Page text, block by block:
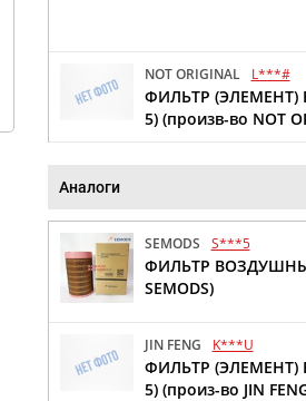
NOT ORIGINAL L***#
ФИЛЬТР
5) (произв-во NOT
Аналоги
SEMODS S***5
ФИЛЬТР
SEMODS)
JIN FENG K***U
ФИЛЬТР
5) (произ-во JIN